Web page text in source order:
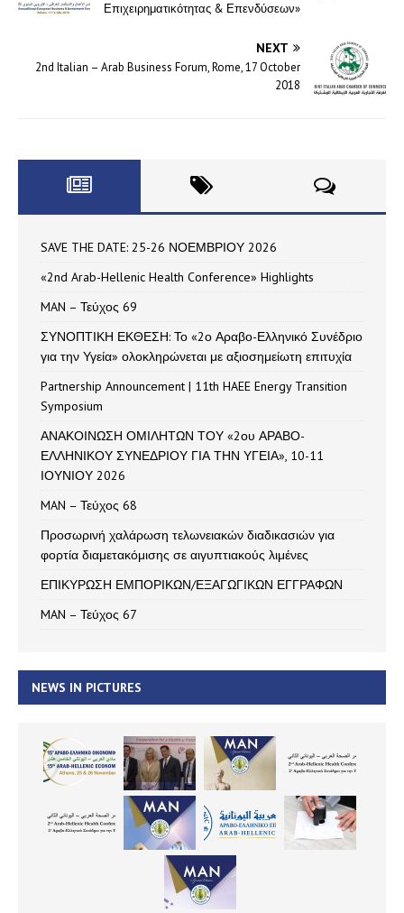
Επιχειρηματικότητας & Επενδύσεων»
NEXT
2nd Italian – Arab Business Forum, Rome, 17 October
2018
SAVE THE DATE: 25-26 ΝΟΕΜΒΡΙΟΥ 2026
«2nd Arab-Hellenic Health Conference» Highlights
MAN – Τεύχος 69
ΣΥΝΟΠΤΙΚΗ ΕΚΘΕΣΗ: Το «2ο Αραβο-Ελληνικό Συνέδριο
για την Υγεία» ολοκληρώνεται με αξιοσημείωτη επιτυχία
Partnership Announcement | 11th HAEE Energy Transition
Symposium
ΑΝΑΚΟΙΝΩΣΗ ΟΜΙΛΗΤΩΝ ΤΟΥ «2ου ΑΡΑΒΟ-
ΕΛΛΗΝΙΚΟΥ ΣΥΝΕΔΡΙΟΥ ΓΙΑ ΤΗΝ ΥΓΕΙΑ», 10-11
ΙΟΥΝΙΟΥ 2026
MAN – Τεύχος 68
Προσωρινή χαλάρωση τελωνειακών διαδικασιών για
φορτία διαμετακόμισης σε αιγυπτιακούς λιμένες
ΕΠΙΚΥΡΩΣΗ ΕΜΠΟΡΙΚΩΝ/ΕΞΑΓΩΓΙΚΩΝ ΕΓΓΡΑΦΩΝ
MAN – Τεύχος 67
NEWS IN PICTURES